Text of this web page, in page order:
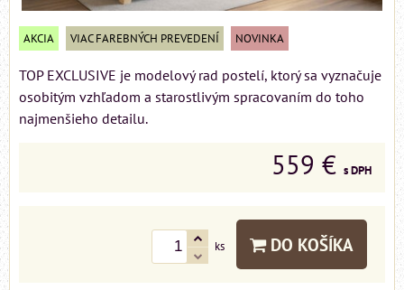
AKCIA VIAC FAREBNÝCH PREVEDENÍ NOVINKA
TOP EXCLUSIVE je modelový rad postelí, ktorý sa vyznačuje
osobitým vzhľadom a starostlivým spracovaním do toho
najmenšieho detailu.
559 € s DPH
ks DO KOŠÍKA